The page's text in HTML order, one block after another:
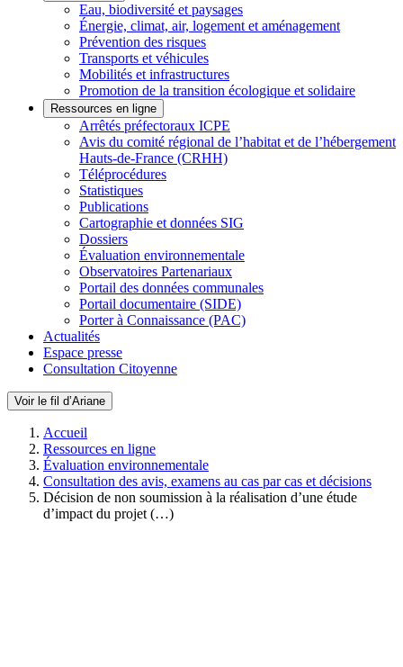
Eau, biodiversité et paysages
Énergie, climat, air, logement et aménagement
Prévention des risques
Transports et véhicules
Mobilités et infrastructures
Promotion de la transition écologique et solidaire
Ressources en ligne
Arrêtés préfectoraux ICPE
Avis du comité régional de l’habitat et de l’hébergement
Hauts-de-France (CRHH)
Téléprocédures
Statistiques
Publications
Cartographie et données SIG
Dossiers
Évaluation environnementale
Observatoires Partenariaux
Portail des données communales
Portail documentaire (SIDE)
Porter à Connaissance (PAC)
Actualités
Espace presse
Consultation Citoyenne
Voir le fil d’Ariane
Accueil
Ressources en ligne
Évaluation environnementale
Consultation des avis, examens au cas par cas et décisions
Décision de non soumission à la réalisation d’une étude
d’impact du projet (…)